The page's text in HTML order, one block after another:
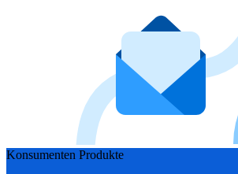
Konsumenten Produkte